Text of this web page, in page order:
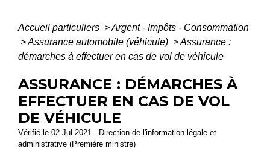
Accueil particuliers >Argent - Impôts - Consommation
>Assurance automobile (véhicule) >Assurance :
démarches à effectuer en cas de vol de véhicule
ASSURANCE : DÉMARCHES À
EFFECTUER EN CAS DE VOL
DE VÉHICULE
Vérifié le 02 Jul 2021 - Direction de l'information légale et
administrative (Première ministre)